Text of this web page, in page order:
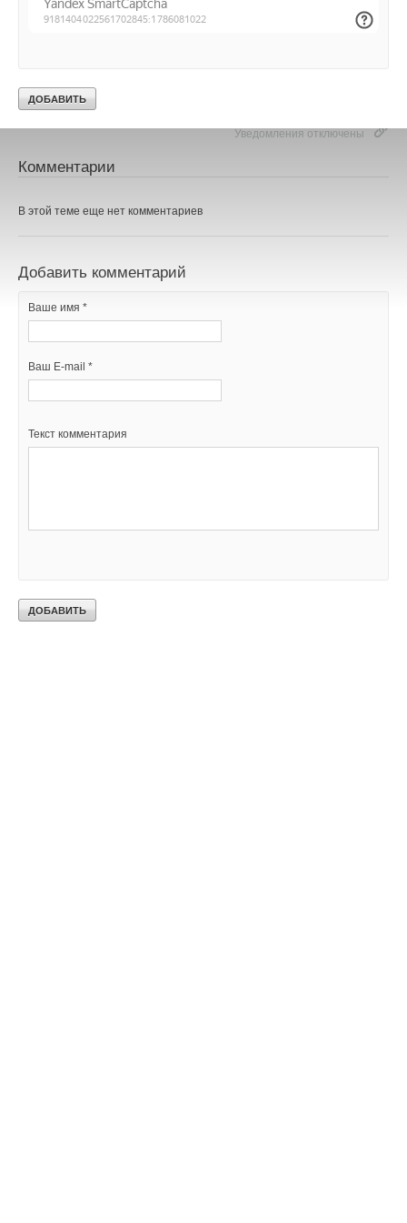
существующей реформы и только комплексное их решение
Уведомления отключены
Комментарии
В этой теме еще нет комментариев
Добавить комментарий
Ваше имя *
Ваш E-mail *
Текст комментария